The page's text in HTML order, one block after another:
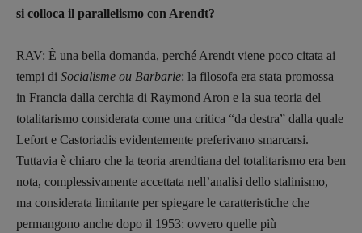
Valerio Evangelisti
Zong!
DIRETTRICE RESPONSABILE
Antonella Marrone
REDAZIONE
Walter Catalano Giuseppe Costigliola,
Fabio Malagnini
Valentina
si colloca il parallelismo con Arendt?
RAV: È una bella domanda, perché Arendt viene poco citata ai
tempi di Socialisme ou Barbarie: la filosofa era stata promossa
in Francia dalla cerchia di Raymond Aron e la sua teoria del
totalitarismo considerata come una critica “da destra” dalla quale
Lefort e Castoriadis evidentemente preferivano smarcarsi.
Tuttavia è chiaro che la teoria arendtiana del totalitarismo era ben
nota, complessivamente accettata nell’analisi dello stalinismo,
ma considerata limitante per spiegare le caratteristiche che
permangono anche dopo il 1953: ovvero quelle più